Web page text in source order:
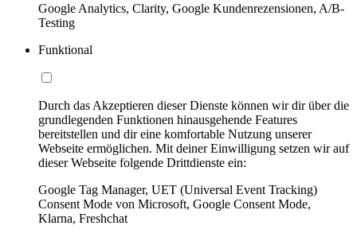
Google Analytics, Clarity, Google Kundenrezensionen, A/B-
Testing
Funktional
Durch das Akzeptieren dieser Dienste können wir dir über die
grundlegenden Funktionen hinausgehende Features
bereitstellen und dir eine komfortable Nutzung unserer
Webseite ermöglichen. Mit deiner Einwilligung setzen wir auf
dieser Webseite folgende Drittdienste ein:
Google Tag Manager, UET (Universal Event Tracking)
Consent Mode von Microsoft, Google Consent Mode,
Klarna, Freshchat